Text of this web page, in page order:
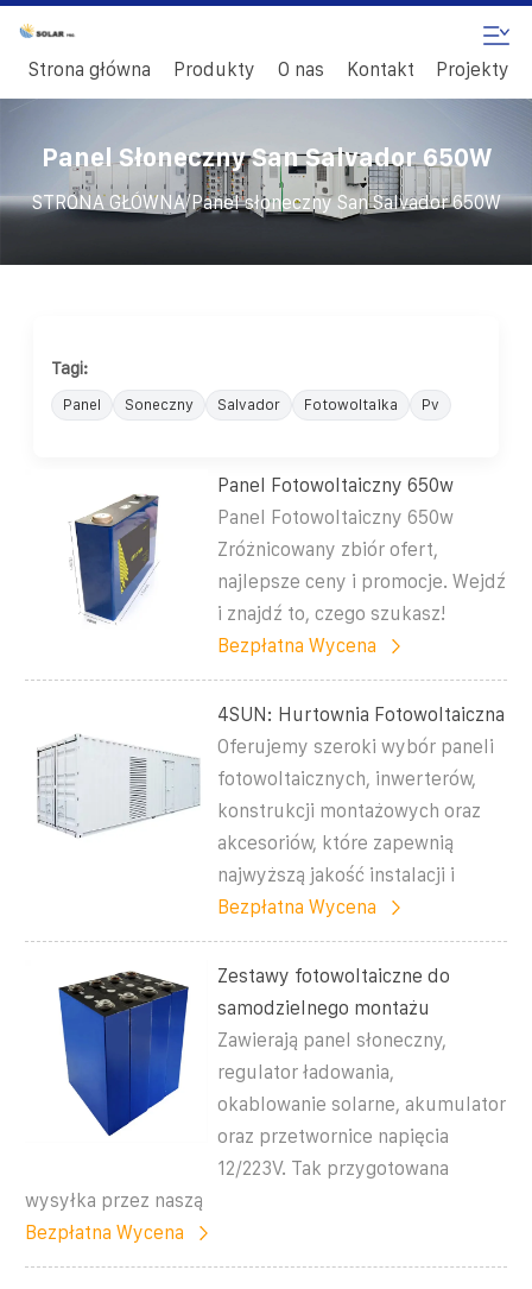
Strona główna Produkty O nas Kontakt Projekty
Panel Słoneczny San Salvador 650W
STRONA GŁÓWNA/ Panel słoneczny San Salvador 650W
Tagi:
Panel Soneczny Salvador Fotowoltaika Pv
Panel Fotowoltaiczny 650w
Panel Fotowoltaiczny 650w
Zróżnicowany zbiór ofert,
najlepsze ceny i promocje. Wejdź
i znajdź to, czego szukasz!
Bezpłatna Wycena
4SUN: Hurtownia Fotowoltaiczna
Oferujemy szeroki wybór paneli
fotowoltaicznych, inwerterów,
konstrukcji montażowych oraz
akcesoriów, które zapewnią
najwyższą jakość instalacji i
Bezpłatna Wycena
Zestawy fotowoltaiczne do
samodzielnego montażu
Zawierają panel słoneczny,
regulator ładowania,
okablowanie solarne, akumulator
oraz przetwornice napięcia
12/223V. Tak przygotowana
wysyłka przez naszą
Bezpłatna Wycena